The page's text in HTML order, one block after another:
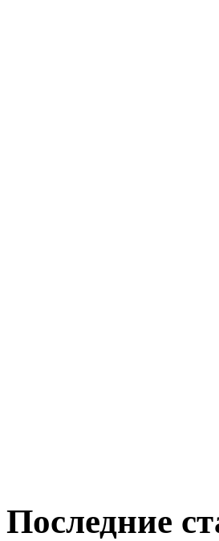
Последние